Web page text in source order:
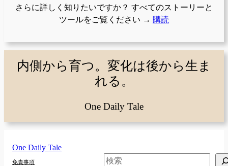
さらに詳しく知りたいですか？ すべてのストーリーと
ツールをご覧ください → 購読
内側から育つ。変化は後から生ま
れる。
One Daily Tale
One Daily Tale
免責事項
検